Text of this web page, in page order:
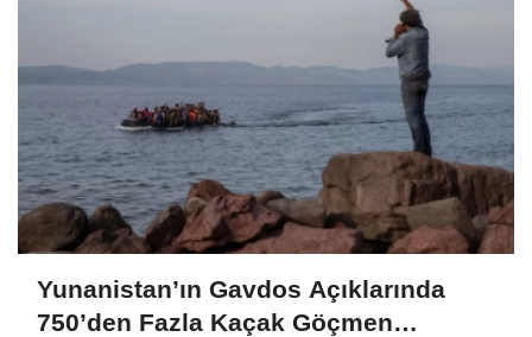
Yunanistan’ın Gavdos Açıklarında
750’den Fazla Kaçak Göçmen